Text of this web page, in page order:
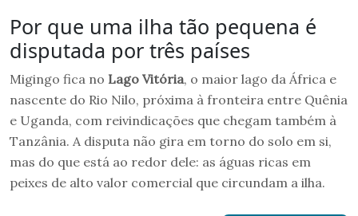
Por que uma ilha tão pequena é
disputada por três países
Migingo fica no Lago Vitória, o maior lago da África e
nascente do Rio Nilo, próxima à fronteira entre Quênia
e Uganda, com reivindicações que chegam também à
Tanzânia. A disputa não gira em torno do solo em si,
mas do que está ao redor dele: as águas ricas em
peixes de alto valor comercial que circundam a ilha.